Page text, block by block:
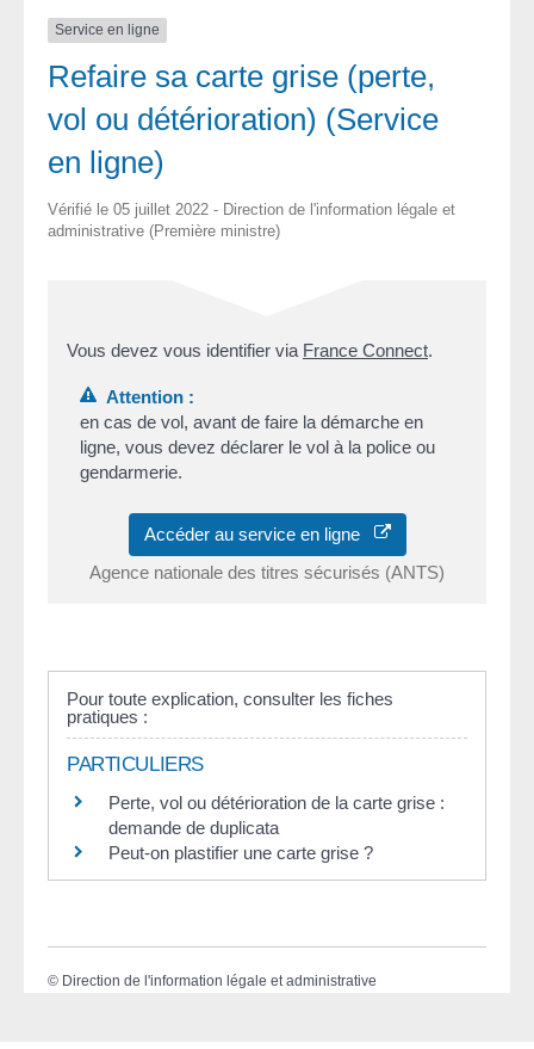
Service en ligne
Refaire sa carte grise (perte,
vol ou détérioration) (Service
en ligne)
Vérifié le 05 juillet 2022 - Direction de l'information légale et
administrative (Première ministre)
Vous devez vous identifier via France Connect.
Attention :
en cas de vol, avant de faire la démarche en
ligne, vous devez déclarer le vol à la police ou
gendarmerie.
Accéder au service en ligne
Agence nationale des titres sécurisés (ANTS)
Pour toute explication, consulter les fiches
pratiques :
PARTICULIERS
Perte, vol ou détérioration de la carte grise :
demande de duplicata
Peut-on plastifier une carte grise ?
© Direction de l'information légale et administrative